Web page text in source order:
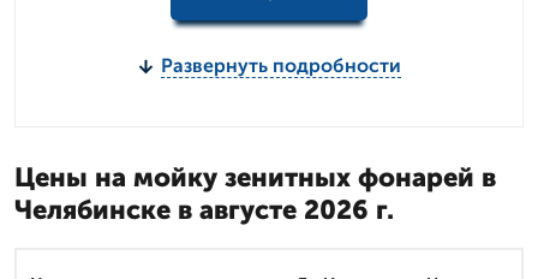
Развернуть подробности
Цены на мойку зенитных фонарей в
Челябинске в августе 2026 г.